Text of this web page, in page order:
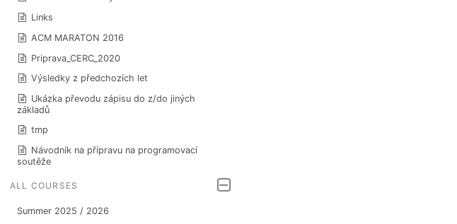
Links
ACM MARATON 2016
Priprava_CERC_2020
Výsledky z předchozích let
Ukázka převodu zápisu do z/do jiných
základů
tmp
Návodník na přípravu na programovací
soutěže
ALL COURSES
Summer 2025 / 2026